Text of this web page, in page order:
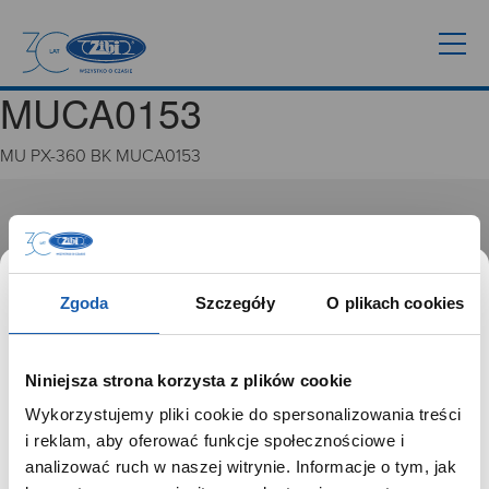
Zgoda Szczegóły O plikach cookies
Niniejsza strona korzysta z plików cookie
Wykorzystujemy pliki cookie do spersonalizowania treści
i reklam, aby oferować funkcje społecznościowe i
analizować ruch w naszej witrynie. Informacje o tym, jak
MUCA0153
MU PX-360 BK MUCA0153
GRUPA ZIBI
Historia
Misja, wizja i wartości Grupy Zibi
Ważne daty
Zgoda na ciasteczka
PRODUKTY
Zegarki
SZANOWNY UŻYTKOWNIKU,
SZANOWNA UŻYTKOWNICZKO